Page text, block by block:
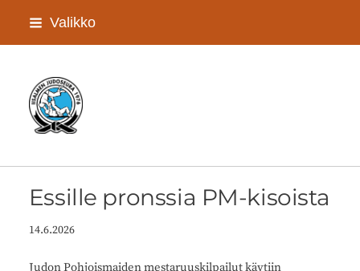
Siirry
Valikko
Iisalmen Judoseura ry
Essille pronssia PM-kisoista
14.6.2026
Judon Pohjoismaiden mestaruuskilpailut käytiin